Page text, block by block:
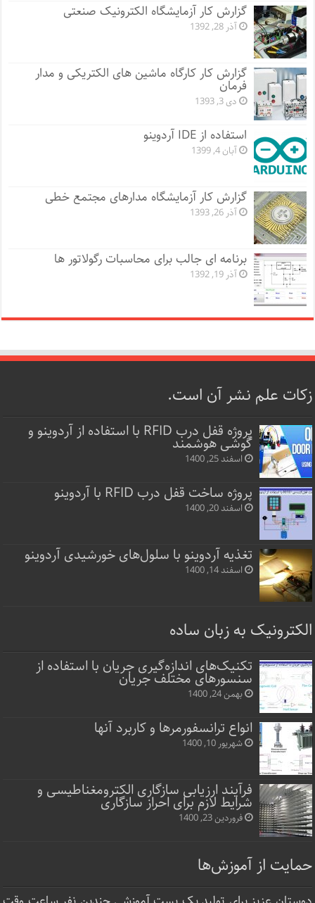
گزارش کار آزمایشگاه الکترونیک صنعتی
آذر 28, 1392
گزارش کار کارگاه ماشین های الکتریکی و مدار
فرمان
دی 3, 1393
استفاده از IDE آردوینو
آبان 4, 1399
گزارش کار آزمایشگاه مدارهای مجتمع خطی
آذر 26, 1393
برنامه ای جالب برای محاسبات رگولاتور ها
آذر 19, 1392
زکات علم نشر آن است.
پروژه قفل‌ درب RFID با استفاده از آردوینو و
گوشی هوشمند
اسفند 25, 1400
پروژه ساخت قفل‌ درب RFID با آردوینو
اسفند 20, 1400
تغذیه آردوینو با سلول‌های خورشیدی آردوینو
اسفند 14, 1400
الکترونیک به زبان ساده
تکنیک‌های اندازه‌گیری جریان با استفاده از
سنسورهای مختلف جریان
بهمن 24, 1400
انواع ترانسفورمرها و کاربرد آنها
شهریور 10, 1400
فرآیند ارزیابی سازگاری الکترومغناطیسی و
شرایط لازم برای احراز سازگاری
فروردین 23, 1400
حمایت از آموزش‌ها